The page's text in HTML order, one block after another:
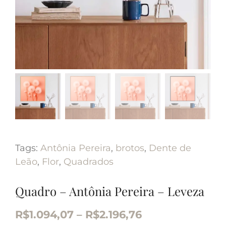
Tags: Antônia Pereira, brotos, Dente de
Leão, Flor, Quadrados
Quadro – Antônia Pereira – Leveza
R$1.094,07 – R$2.196,76